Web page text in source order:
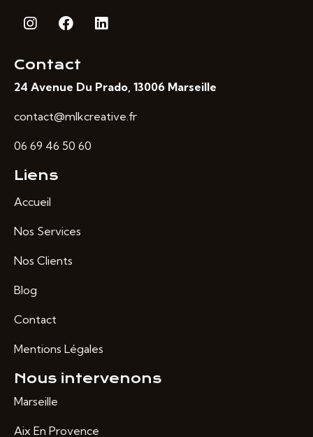
Contact
24 Avenue Du Prado, 13006 Marseille
contact@mlkcreative.fr
06 69 46 50 60
Liens
Accueil
Nos Services
Nos Clients
Blog
Contact
Mentions Légales
Nous intervenons
Marseille
Aix En Provence